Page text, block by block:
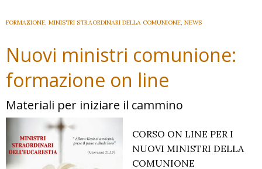
i
straordinari
FORMAZIONE, MINISTRI STRAORDINARI DELLA COMUNIONE, NEWS
Nuovi ministri comunione:
formazione on line
Materiali per iniziare il cammino
CORSO ON LINE PER I
NUOVI MINISTRI DELLA
COMUNIONE